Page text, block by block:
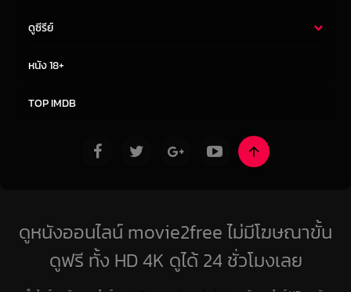
ดูซีรีย์
หนัง 18+
TOP IMDB
ดูหนังออนไลน์ movie2free ไม่มีโฆษณาขั้น
ดูฟรี ทั้ง HD 4K ดูได้ 24 ชั่วโมงเลย